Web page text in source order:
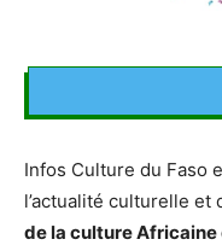
Infos Culture du Faso
l’actualité culturelle
de la culture